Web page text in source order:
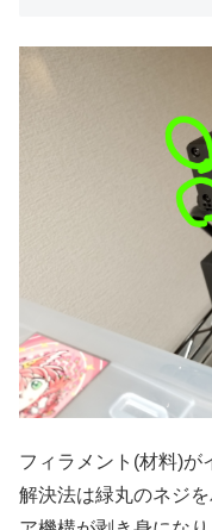
フィラメント(材料)が
解決法は緑丸のネジ